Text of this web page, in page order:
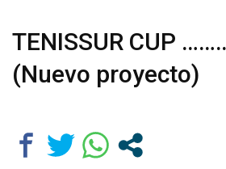
TENISSUR CUP
(Nuevo proyecto)